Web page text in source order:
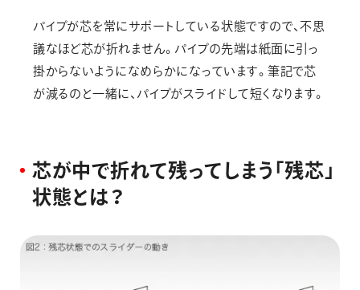
パイプが芯を常にサポートしている状態ですので、不思
議なほど芯が折れません。パイプの先端は紙面に引っ
掛からないようになめらかになっています。筆記で芯
が減るのと一緒に、パイプがスライドして短くなります。
芯が中で折れて残って し まう 「残芯 」
状態と は ？